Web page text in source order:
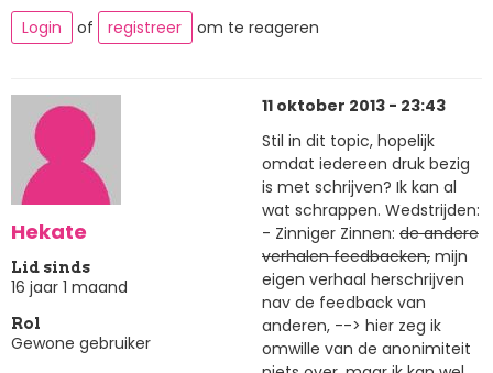
Login
of registreer om te reageren
Hekate
Lid sinds
16 jaar 1 maand
Rol
Gewone gebruiker
11 oktober 2013 - 23:43
Stil in dit topic, hopelijk
omdat iedereen druk bezig
is met schrijven? Ik kan al
wat schrappen. Wedstrijden:
- Zinniger Zinnen: de andere
verhalen feedbacken, mijn
eigen verhaal herschrijven
nav de feedback van
anderen, --> hier zeg ik
omwille van de anonimiteit